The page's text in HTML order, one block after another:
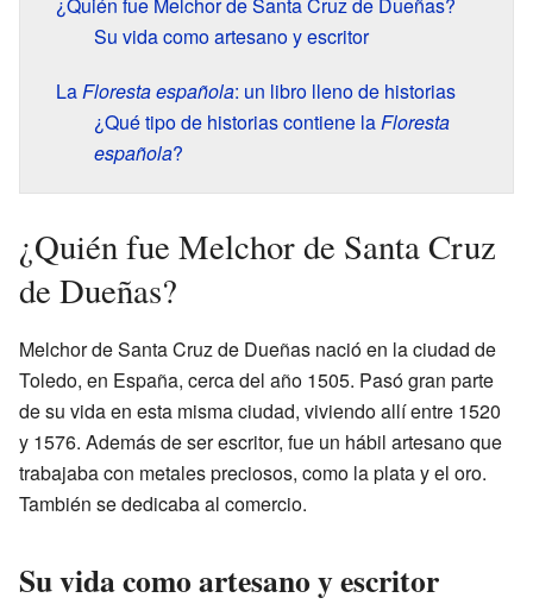
Su vida como artesano y escritor
LaFloresta española: un libro lleno de historias
¿Qué tipo de historias contiene laFloresta
española?
¿Quién fue Melchor de Santa Cruz
de Dueñas?
Melchor de Santa Cruz de Dueñas nació en la ciudad de
Toledo, en España, cerca del año 1505. Pasó gran parte
de su vida en esta misma ciudad, viviendo allí entre 1520
y 1576. Además de ser escritor, fue un hábil artesano que
trabajaba con metales preciosos, como la plata y el oro.
También se dedicaba al comercio.
Su vida como artesano y escritor